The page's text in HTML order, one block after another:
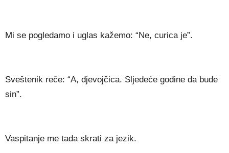
Mi se pogledamo i uglas kažemo: “Ne, curica je”.
Sveštenik reče: “A, djevojčica. Sljedeće godine da bude
sin”.
Vaspitanje me tada skrati za jezik.